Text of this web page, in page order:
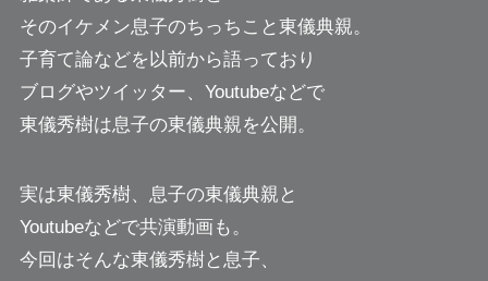
そのイケメン息子のちっちこと東儀典親。
子育て論などを以前から語っており
ブログやツイッター、Youtubeなどで
東儀秀樹は息子の東儀典親を公開。
実は東儀秀樹、息子の東儀典親と
Youtubeなどで共演動画も。
今回はそんな東儀秀樹と息子、